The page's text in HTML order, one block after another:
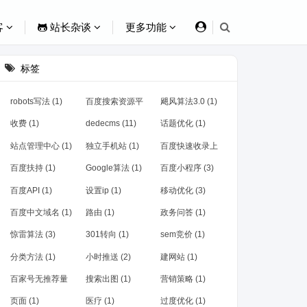
站长杂谈 更多功能
标签
robots写法 (1) 百度搜索资源平
台 (1)
飓风算法3.0 (1)
收费 (1) dedecms (11) 话题优化 (1)
站点管理中心 (1) 独立手机站 (1) 百度快速收录上
线 (1)
百度扶持 (1) Google算法 (1) 百度小程序 (3)
百度API (1) 设置ip (1) 移动优化 (3)
百度中文域名 (1) 路由 (1) 政务问答 (1)
惊雷算法 (3) 301转向 (1) sem竞价 (1)
分类方法 (1) 小时推送 (2) 建网站 (1)
百家号无推荐量
(1)
搜索出图 (1) 营销策略 (1)
页面 (1) 医疗 (1) 过度优化 (1)